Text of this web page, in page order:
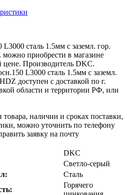
сталь 1.5мм с заземл. гор.
приобрести в магазине
Производитель DKC.
L3000 сталь 1.5мм с заземл.
доступен с доставкой по г.
области и территории РФ, или
наличии и сроках поставки,
можно уточнить по телефону
заявку на почту
DKC
Светло-серый
Сталь
Горячего